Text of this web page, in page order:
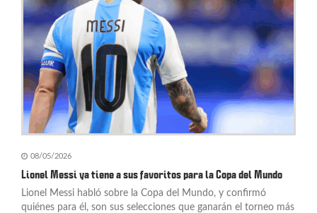
08/05/2026
Lionel Messi ya tiene a sus favoritos para la Copa del Mundo
Lionel Messi habló sobre la Copa del Mundo, y confirmó
quiénes para él, son sus selecciones que ganarán el torneo más